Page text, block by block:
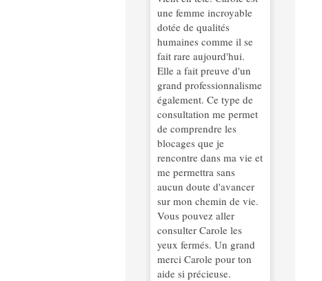
une femme incroyable
dotée de qualités
humaines comme il se
fait rare aujourd'hui.
Elle a fait preuve d'un
grand professionnalisme
également. Ce type de
consultation me permet
de comprendre les
blocages que je
rencontre dans ma vie et
me permettra sans
aucun doute d'avancer
sur mon chemin de vie.
Vous pouvez aller
consulter Carole les
yeux fermés. Un grand
merci Carole pour ton
aide si précieuse.